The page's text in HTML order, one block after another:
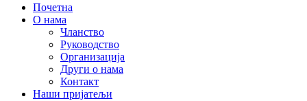
Почетна
О нама
Чланство
Руководство
Организација
Други о нама
Контакт
Наши пријатељи